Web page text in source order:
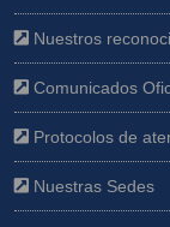
Nuestros
Comunicados
Protocolos de
Nuestras Sedes